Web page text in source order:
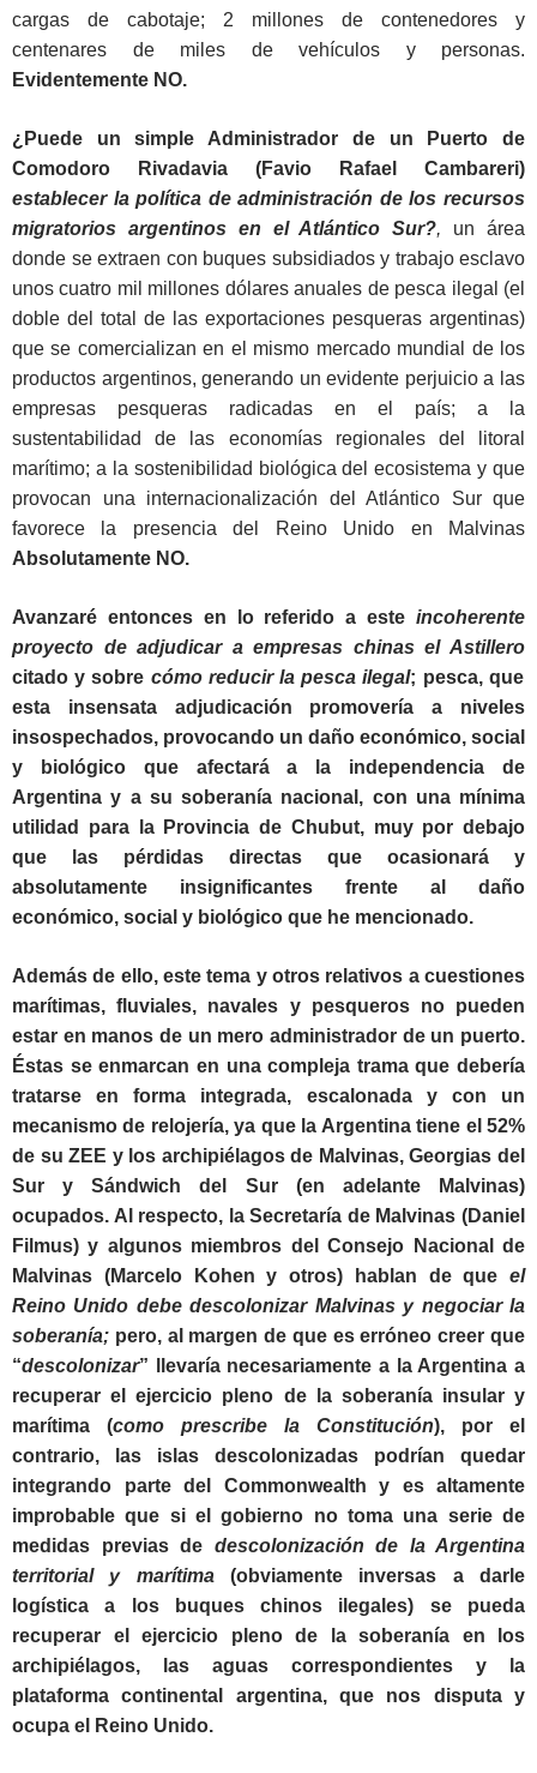
cargas de cabotaje; 2 millones de contenedores y
centenares de miles de vehículos y personas.
Evidentemente NO.
¿Puede un simple Administrador de un Puerto de
Comodoro Rivadavia (Favio Rafael Cambareri)
establecer la política de administración de los recursos
migratorios argentinos en el Atlántico Sur?, un área
donde se extraen con buques subsidiados y trabajo esclavo
unos cuatro mil millones dólares anuales de pesca ilegal (el
doble del total de las exportaciones pesqueras argentinas)
que se comercializan en el mismo mercado mundial de los
productos argentinos, generando un evidente perjuicio a las
empresas pesqueras radicadas en el país; a la
sustentabilidad de las economías regionales del litoral
marítimo; a la sostenibilidad biológica del ecosistema y que
provocan una internacionalización del Atlántico Sur que
favorece la presencia del Reino Unido en Malvinas
Absolutamente NO.
Avanzaré entonces en lo referido a este incoherente
proyecto de adjudicar a empresas chinas el Astillero
citado y sobre cómo reducir la pesca ilegal; pesca, que
esta insensata adjudicación promovería a niveles
insospechados, provocando un daño económico, social
y biológico que afectará a la independencia de
Argentina y a su soberanía nacional, con una mínima
utilidad para la Provincia de Chubut, muy por debajo
que las pérdidas directas que ocasionará y
absolutamente insignificantes frente al daño
económico, social y biológico que he mencionado.
Además de ello, este tema y otros relativos a cuestiones
marítimas, fluviales, navales y pesqueros no pueden
estar en manos de un mero administrador de un puerto.
Éstas se enmarcan en una compleja trama que debería
tratarse en forma integrada, escalonada y con un
mecanismo de relojería, ya que la Argentina tiene el 52%
de su ZEE y los archipiélagos de Malvinas, Georgias del
Sur y Sándwich del Sur (en adelante Malvinas)
ocupados. Al respecto, la Secretaría de Malvinas (Daniel
Filmus) y algunos miembros del Consejo Nacional de
Malvinas (Marcelo Kohen y otros) hablan de que el
Reino Unido debe descolonizar Malvinas y negociar la
soberanía; pero, al margen de que es erróneo creer que
“descolonizar” llevaría necesariamente a la Argentina a
recuperar el ejercicio pleno de la soberanía insular y
marítima (como prescribe la Constitución), por el
contrario, las islas descolonizadas podrían quedar
integrando parte del Commonwealth y es altamente
improbable que si el gobierno no toma una serie de
medidas previas de descolonización de la Argentina
territorial y marítima(obviamente inversas a darle
logística a los buques chinos ilegales) se pueda
recuperar el ejercicio pleno de la soberanía en los
archipiélagos, las aguas correspondientes y la
plataforma continental argentina, que nos disputa y
ocupa el Reino Unido.